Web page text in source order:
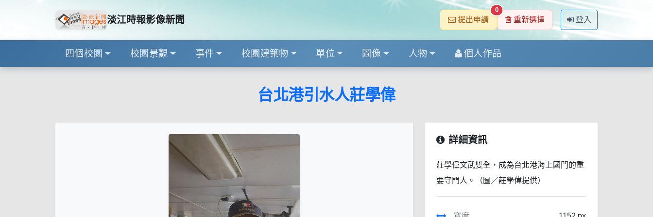
淡江時報影像新聞 提出申請
0
重新選擇 登入
四個校園 校園景觀 事件 校園建築物 單位 圖像 人物 個人作品
台北港引水人莊學偉
詳細資訊
莊學偉文武雙全，成為台北港海上國門的重
要守門人。（圖／莊學偉提供）